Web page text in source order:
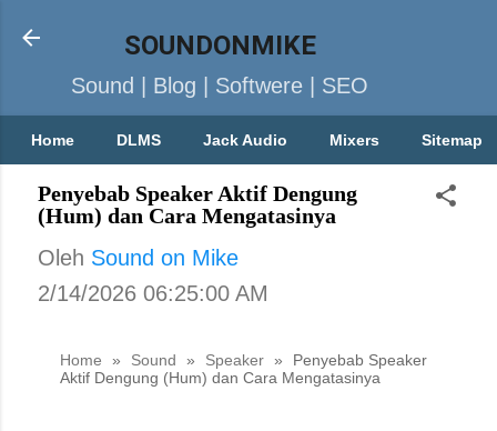
SOUNDONMIKE
Sound | Blog | Softwere | SEO
Home DLMS Jack Audio Mixers Sitemap
Penyebab Speaker Aktif Dengung
(Hum) dan Cara Mengatasinya
Oleh Sound on Mike
2/14/2026 06:25:00 AM
Home » Sound » Speaker »
Penyebab Speaker
Aktif Dengung (Hum) dan Cara Mengatasinya